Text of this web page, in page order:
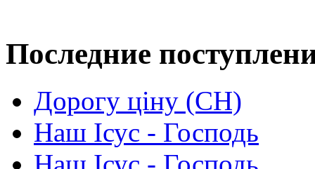
Последние
Дорогу ціну (СН)
Наш Ісус - Господь